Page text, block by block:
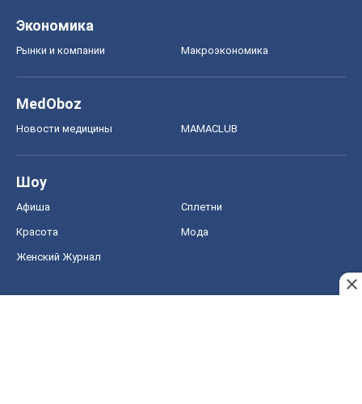
Экономика
Рынки и компании Mакроэкономика
MedOboz
Новости медицины MAMACLUB
Шоу
Афиша Сплетни
Красота Мода
Женский Журнал